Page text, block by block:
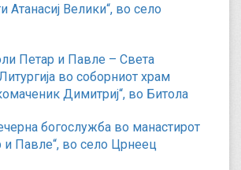
Атанасиј Велики“, во село
Петар и Павле – Света
во соборниот храм
Димитриј“, во Битола
богослужба во манастирот
и Павле“, во село Црнеец